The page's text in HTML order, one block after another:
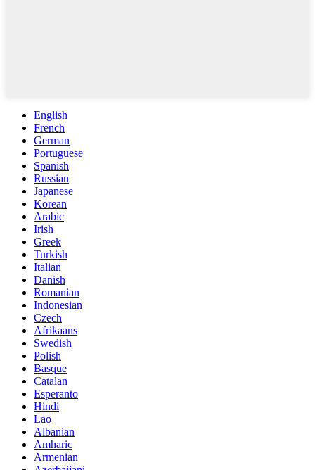
English
French
German
Portuguese
Spanish
Russian
Japanese
Korean
Arabic
Irish
Greek
Turkish
Italian
Danish
Romanian
Indonesian
Czech
Afrikaans
Swedish
Polish
Basque
Catalan
Esperanto
Hindi
Lao
Albanian
Amharic
Armenian